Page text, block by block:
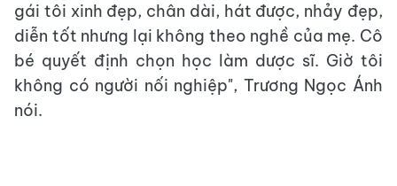
gái tôi xinh đẹp, chân dài, hát được, nhảy đẹp,
diễn tốt nhưng lại không theo nghề của mẹ. Cô
bé quyết định chọn học làm dược sĩ. Giờ tôi
không có người nối nghiệp", Trương Ngọc Ánh
nói.